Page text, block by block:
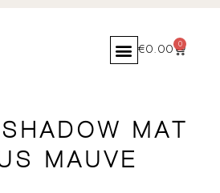
€0.00 0
MAT
MAUVE